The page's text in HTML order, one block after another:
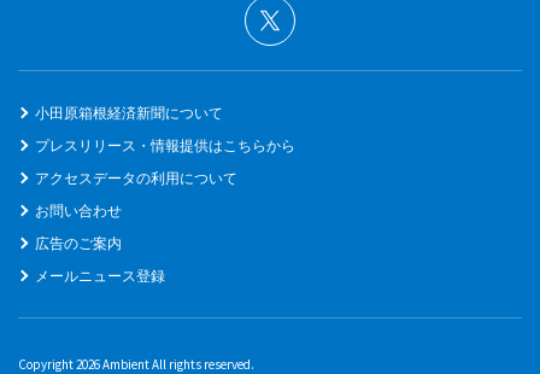
小田原箱根経済新聞について
プレスリリース・情報提供はこちらから
アクセスデータの利用について
お問い合わせ
広告のご案内
メールニュース登録
Copyright 2026 Ambient All rights reserved.